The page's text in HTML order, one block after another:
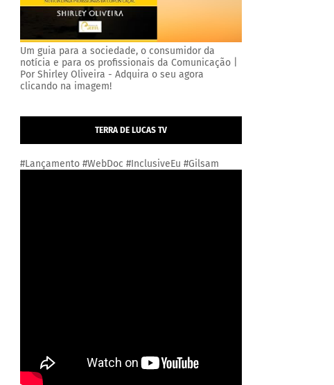
Um guia para a sociedade, o consumidor da
notícia e para os profissionais da Comunicação |
Por Shirley Oliveira - Adquira o seu agora
clicando na imagem!
TERRA DE LUCAS TV
#Lançamento #WebDoc #InclusiveEu #Gilsam